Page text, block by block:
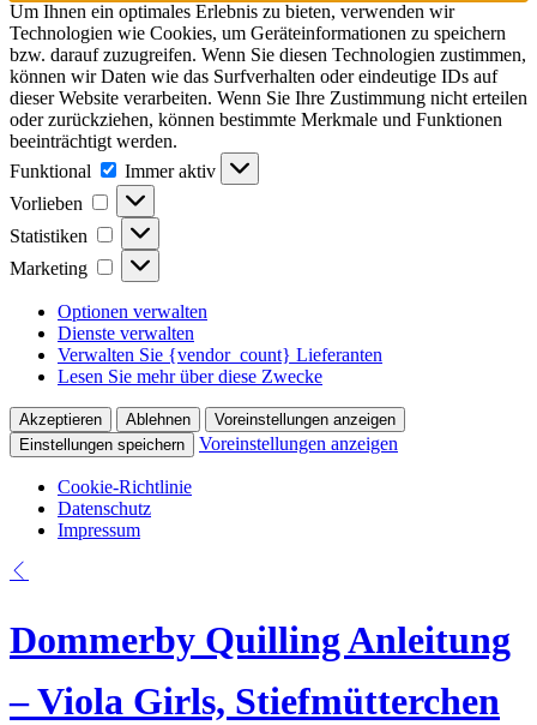
Um Ihnen ein optimales Erlebnis zu bieten, verwenden wir
Technologien wie Cookies, um Geräteinformationen zu speichern
bzw. darauf zuzugreifen. Wenn Sie diesen Technologien zustimmen,
können wir Daten wie das Surfverhalten oder eindeutige IDs auf
dieser Website verarbeiten. Wenn Sie Ihre Zustimmung nicht erteilen
oder zurückziehen, können bestimmte Merkmale und Funktionen
beeinträchtigt werden.
Funktional
Funktional
Immer aktiv
Vorlieben
Vorlieben
Statistiken Statistiken
Marketing Marketing
Optionen verwalten
Dienste verwalten
Verwalten Sie {vendor_count} Lieferanten
Lesen Sie mehr über diese Zwecke
Akzeptieren Ablehnen
Voreinstellungen anzeigen
Einstellungen speichern
Voreinstellungen anzeigen
Cookie-Richtlinie
Datenschutz
Impressum
Dommerby Quilling Anleitung
– Viola Girls, Stiefmütterchen